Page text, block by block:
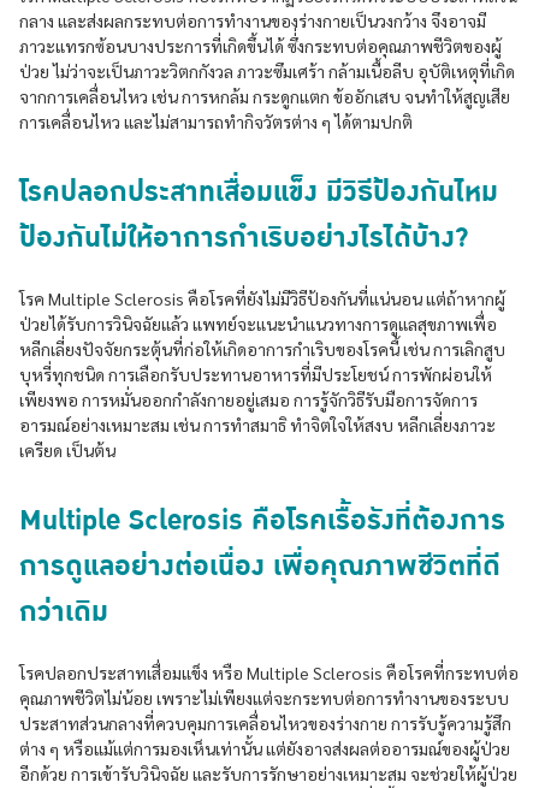
กลาง และส่งผลกระทบต่อการทำงานของร่างกายเป็นวงกว้าง จึงอาจมี
ภาวะแทรกซ้อนบางประการที่เกิดขึ้นได้ ซึ่่งกระทบต่อคุณภาพชีวิตของผู้
ป่วย ไม่ว่าจะเป็นภาวะวิตกกังวล ภาวะซึมเศร้า กล้ามเนื้อลีบ อุบัติเหตุที่เกิด
จากการเคลื่อนไหว เช่น การหกล้ม กระดูกแตก ข้ออักเสบ จนทำให้สูญเสีย
การเคลื่อนไหว และไม่สามารถทำกิจวัตรต่าง ๆ ได้ตามปกติ
โรคปลอกประสาทเสื่อมแข็ง มีวิธีป้องกันไหม
ป้องกันไม่ให้อาการกำเริบอย่างไรได้บ้าง?
โรค Multiple Sclerosis คือโรคที่ยังไม่มีวิธีป้องกันที่แน่นอน แต่ถ้าหากผู้
ป่วยได้รับการวินิจฉัยแล้ว แพทย์จะแนะนำแนวทางการดูแลสุขภาพเพื่อ
หลีกเลี่ยงปัจจัยกระตุ้นที่ก่อให้เกิดอาการกำเริบของโรคนี้ เช่น การเลิกสูบ
บุหรี่ทุกชนิด การเลือกรับประทานอาหารที่มีประโยชน์ การพักผ่อนให้
เพียงพอ การหมั่นออกกำลังกายอยู่เสมอ การรู้จักวิธีรับมือการจัดการ
อารมณ์อย่างเหมาะสม เช่น การทำสมาธิ ทำจิตใจให้สงบ หลีกเลี่ยงภาวะ
เครียด เป็นต้น
Multiple Sclerosis คือโรคเรื้อรังที่ต้องการ
การดูแลอย่างต่อเนื่อง เพื่อคุณภาพชีวิตที่ดี
กว่าเดิม
โรคปลอกประสาทเสื่อมแข็ง หรือ Multiple Sclerosis คือโรคที่กระทบต่อ
คุณภาพชีวิตไม่น้อย เพราะไม่เพียงแต่จะกระทบต่อการทำงานของระบบ
ประสาทส่วนกลางที่ควบคุมการเคลื่อนไหวของร่างกาย การรับรู้ความรู้สึก
ต่าง ๆ หรือแม้แต่การมองเห็นเท่านั้น แต่ยังอาจส่งผลต่ออารมณ์ของผู้ป่วย
อีกด้วย การเข้ารับวินิจฉัย และรับการรักษาอย่างเหมาะสม จะช่วยให้ผู้ป่วย